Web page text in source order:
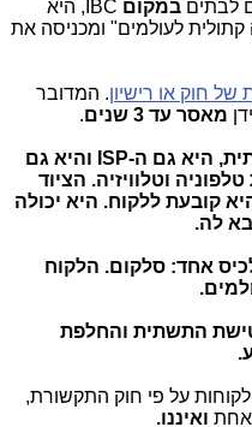
לבתים במקום
IBC, היא
לעולמים" ומכניסה את
חוק או רישיון. המדובר
מאסר עד 3 שנים .
ספק התשתית, היא גם ה-ISP והיא גם
וטלוויזיה. הציוד
קובעת ללקוח. היא יכולה
לה.
אחד: סלקום. הלקוח
התשתית והחלפת
על פי חוק התקשורת,
ואיננו.